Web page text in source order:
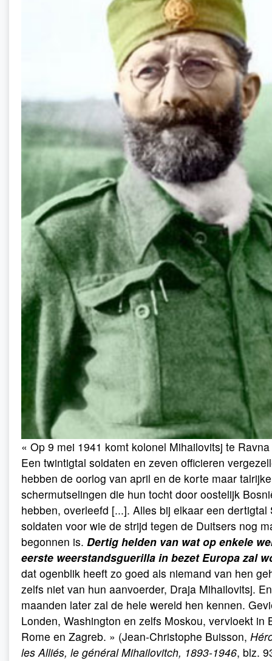
« Op 9 mei 1941 komt kolonel Mihailovitsj te
Een twintigtal soldaten en zeven officieren
hebben de oorlog van april en de korte maar talrijke
schermutselingen die hun tocht door oostelijk
hebben, overleefd [...]. Alles bij elkaar een dertigtal
soldaten voor wie de strijd tegen de Duitsers nog
begonnen is. Dertig helden van wat op enkele
eerste weerstandsguerilla in bezet Europa zal
dat ogenblik heeft zo goed als niemand van hen
zelfs niet van hun aanvoerder, Draja Mihailovitsj.
maanden later zal de hele wereld hen kennen.
Londen, Washington en zelfs Moskou, vervloekt in
Rome en Zagreb. » (Jean-Christophe Buisson,
les Alliés, le général Mihailovitch, 1893-1946, blz.